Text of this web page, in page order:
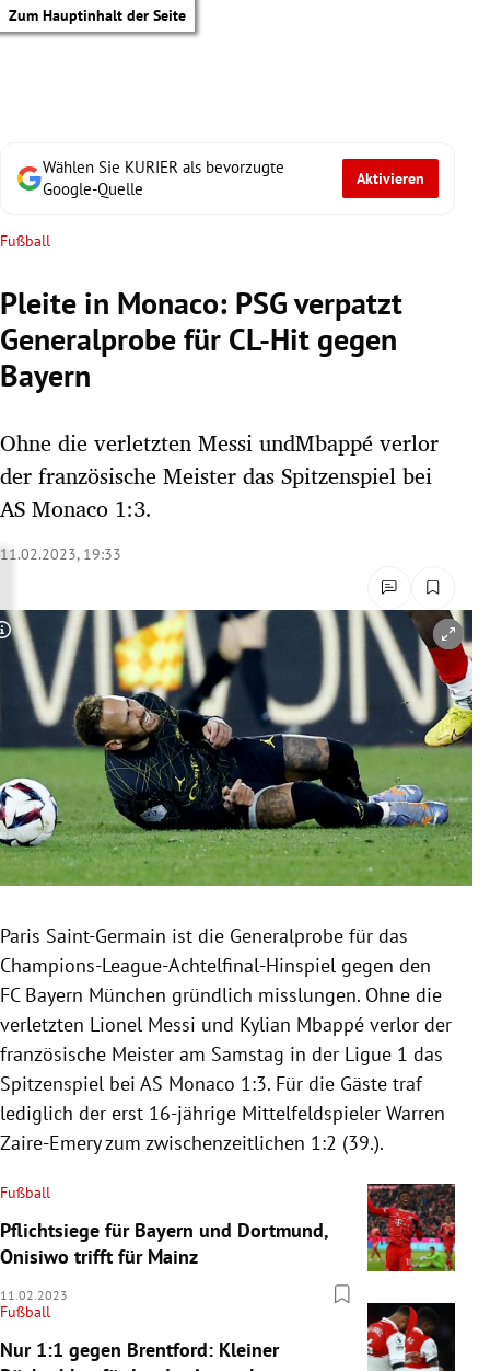
Zum Hauptinhalt der Seite
Untermenü
Untermenü
Untermenü
Untermenü
Untermenü
Untermenü
Untermenü
Untermenü
Untermenü
Wählen Sie KURIER als bevorzugte
Google-Quelle
Aktivieren
Fußball
Pleite in Monaco: PSG verpatzt
Generalprobe für CL-Hit gegen
Bayern
Ohne die verletzten Messi undMbappé verlor
der französische Meister das Spitzenspiel bei
AS Monaco 1:3.
11.02.2023, 19:33
Copyright-Hinweis öffnen/schließen
Paris Saint-Germain ist die Generalprobe für das
Champions-League-Achtelfinal-Hinspiel gegen den
FC Bayern München gründlich misslungen. Ohne die
verletzten Lionel Messi und Kylian Mbappé verlor der
französische Meister am Samstag in der Ligue 1 das
Spitzenspiel bei AS Monaco 1:3. Für die Gäste traf
lediglich der erst 16-jährige Mittelfeldspieler Warren
Zaire-Emery zum zwischenzeitlichen 1:2 (39.).
Fußball
Pflichtsiege für Bayern und Dortmund,
Onisiwo trifft für Mainz
11.02.2023
Fußball
Nur 1:1 gegen Brentford: Kleiner